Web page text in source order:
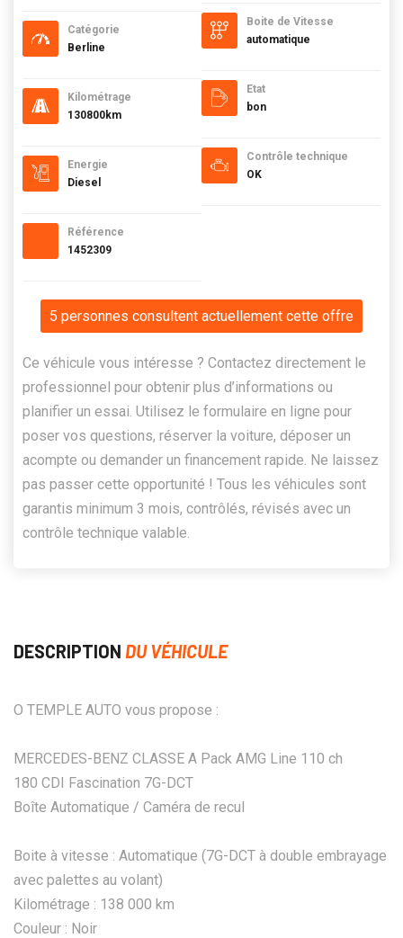
Catégorie
Berline
Kilométrage
130800km
Energie
Diesel
Référence
1452309
Boite de Vitesse
automatique
Etat
bon
Contrôle technique
OK
5 personnes consultent actuellement cette offre
Ce véhicule vous intéresse ? Contactez directement le
professionnel pour obtenir plus d’informations ou
planifier un essai. Utilisez le formulaire en ligne pour
poser vos questions, réserver la voiture, déposer un
acompte ou demander un financement rapide. Ne laissez
pas passer cette opportunité ! Tous les véhicules sont
garantis minimum 3 mois, contrôlés, révisés avec un
contrôle technique valable.
DESCRIPTION DU VÉHICULE
O TEMPLE AUTO vous propose :
MERCEDES-BENZ CLASSE A Pack AMG Line 110 ch
180 CDI Fascination 7G-DCT
Boîte Automatique / Caméra de recul
Boite à vitesse : Automatique (7G-DCT à double embrayage
avec palettes au volant)
Kilométrage : 138 000 km
Couleur : Noir